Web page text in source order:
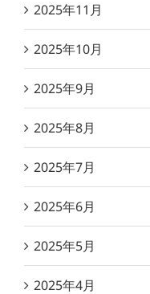
2025年11月
2025年10月
2025年9月
2025年8月
2025年7月
2025年6月
2025年5月
2025年4月